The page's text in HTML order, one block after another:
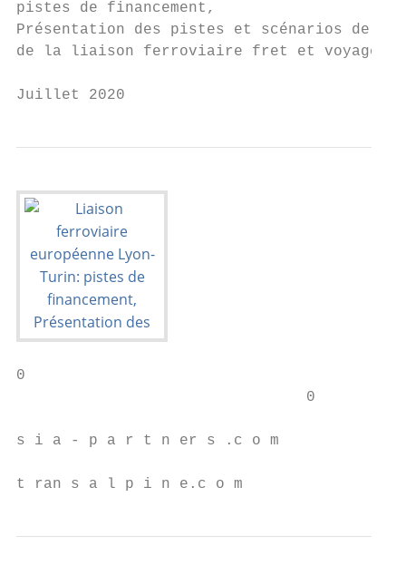
pistes de financement,
Présentation des pistes et scénarios de
de la liaison ferroviaire fret et voyageurs
Juillet 2020
0
                                0
s i a - p a r t n er s .c o m
t ran s a l p i n e.c o m